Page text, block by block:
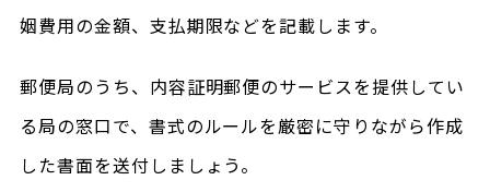
姻費用の金額、支払期限などを記載します。
郵便局のうち、内容証明郵便のサービスを提供してい
る局の窓口で、書式のルールを厳密に守りながら作成
した書面を送付しましょう。